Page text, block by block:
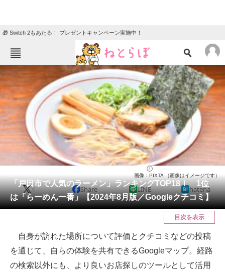
🎁 Switch 2もあたる！ プレゼントキャンペーン実施中！
ねとらぼメニュー
ニュース
エンタメ クイズ
グルメ 地域
教育・育児
リサーチ
会員記事
メディア
ITの今と未来を見通す
スマホと通信の最新トレンド
「戸田市で人気のラーメン」ランキングTOP18！ 1位
は「らーめん一番」【2024年8月版／Googleクチコミ】
画像：PIXTA （画像はイメージです）
X Share LINE hatena
目次を表示
自身が訪れた場所について評価とクチコミなどの投稿
を通じて、自らの体験を共有できるGoogleマップ。経路
の検索以外にも、より良いお店探しのツールとして活用